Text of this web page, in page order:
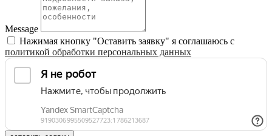
Message
Нажимая кнопку "Оставить заявку" я соглашаюсь с
политикой обработки персональных данных